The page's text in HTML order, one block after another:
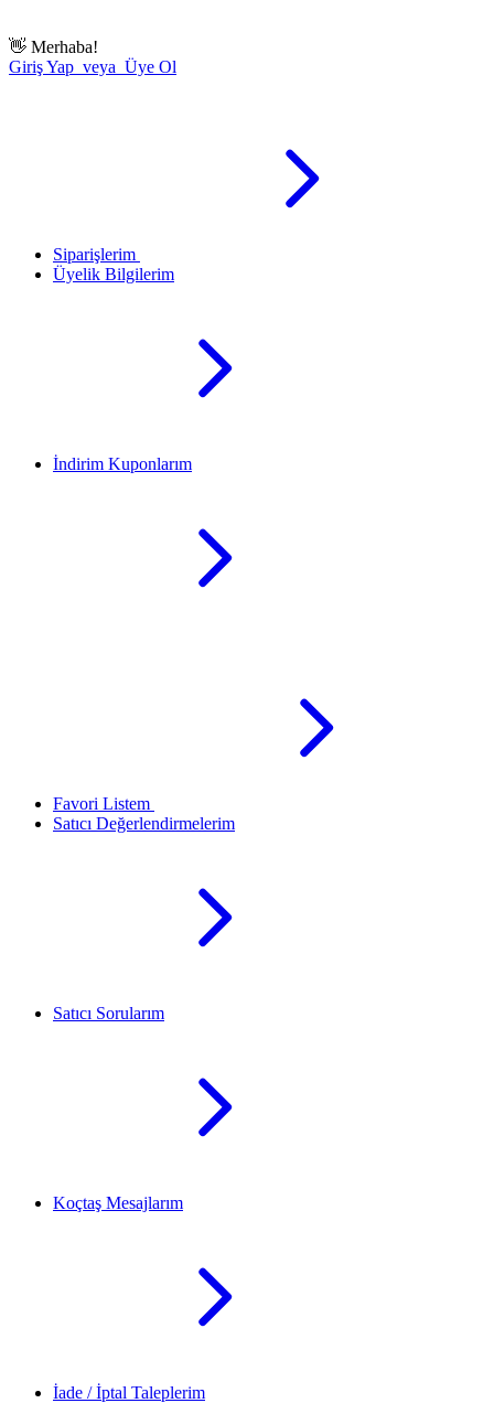
👋 Merhaba!
Giriş Yap veya Üye Ol
Siparişlerim
Üyelik Bilgilerim
İndirim Kuponlarım
Favori Listem
Satıcı Değerlendirmelerim
Satıcı Sorularım
Koçtaş Mesajlarım
İade / İptal Taleplerim